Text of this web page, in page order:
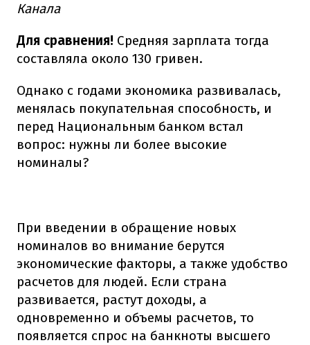
Канала
Для сравнения! Средняя зарплата тогда
составляла около 130 гривен.
Однако с годами экономика развивалась,
менялась покупательная способность, и
перед Национальным банком встал
вопрос: нужны ли более высокие
номиналы?
При введении в обращение новых
номиналов во внимание берутся
экономические факторы, а также удобство
расчетов для людей. Если страна
развивается, растут доходы, а
одновременно и объемы расчетов, то
появляется спрос на банкноты высшего